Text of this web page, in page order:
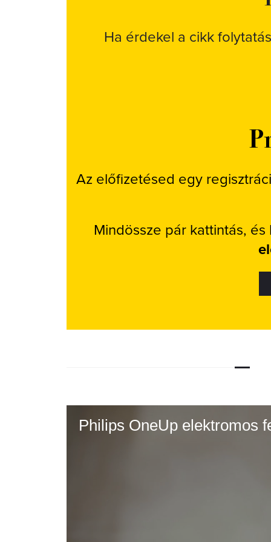
Ha érdekel a cikk
Az előfizetésed egy
Mindössze pár kattintás,
Philips OneUp elektromos